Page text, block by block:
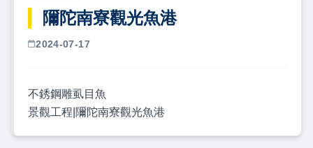
隬陀南寮觀光魚港
2024-07-17
不銹鋼雕虱目魚
景觀工程|隬陀南寮觀光魚港